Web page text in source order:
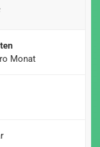
Monat